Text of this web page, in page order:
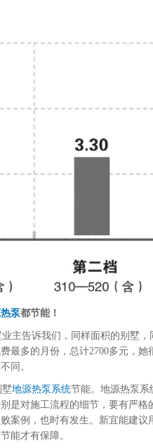
泵都节能！
主告诉我们，同样面积的别墅
最多的月份，总计2700多元，
同。
墅地源热泵系统节能。地源热泵
是对施工流程的细节，要有严
案例，也时有发生。新宜能建
能才有保障。